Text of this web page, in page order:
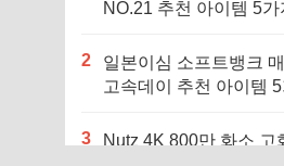
NO.21 추천 아이템 5가
2
일본이심 소프트뱅크
고속데이 추천 아이템
3
Nutz 4K 800만 화소 고